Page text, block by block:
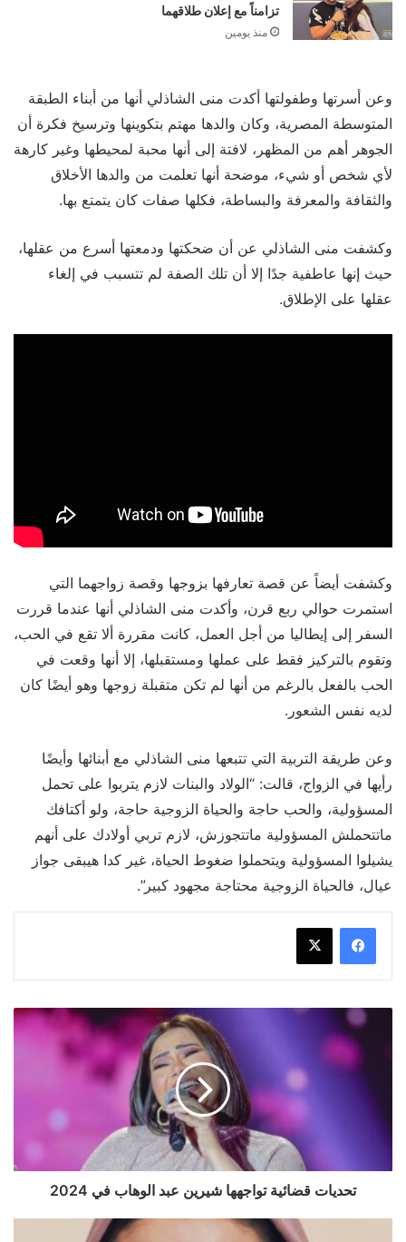
تزامناً مع إعلان طلاقهما
منذ يومين
وعن أسرتها وطفولتها أكدت منى الشاذلي أنها من أبناء الطبقة
المتوسطة المصرية، وكان والدها مهتم بتكوينها وترسيخ فكرة أن
الجوهر أهم من المظهر، لافتة إلى أنها محبة لمحيطها وغير كارهة
لأي شخص أو شيء، موضحة أنها تعلمت من والدها الأخلاق
والثقافة والمعرفة والبساطة، فكلها صفات كان يتمتع بها.
وكشفت منى الشاذلي عن أن ضحكتها ودمعتها أسرع من عقلها،
حيث إنها عاطفية جدًا إلا أن تلك الصفة لم تتسبب في إلغاء
عقلها على الإطلاق.
وكشفت أيضاً عن قصة تعارفها بزوجها وقصة زواجهما التي
استمرت حوالي ربع قرن، وأكدت منى الشاذلي أنها عندما قررت
السفر إلى إيطاليا من أجل العمل، كانت مقررة ألا تقع في الحب،
وتقوم بالتركيز فقط على عملها ومستقبلها، إلا أنها وقعت في
الحب بالفعل بالرغم من أنها لم تكن متقبلة زوجها وهو أيضًا كان
لديه نفس الشعور.
وعن طريقة التربية التي تتبعها منى الشاذلي مع أبنائها وأيضًا
رأيها في الزواج، قالت: “الولاد والبنات لازم يتربوا على تحمل
المسؤولية، والحب حاجة والحياة الزوجية حاجة، ولو أكتافك
ماتتحملش المسؤولية ماتتجوزش، لازم تربي أولادك على أنهم
يشيلوا المسؤولية ويتحملوا ضغوط الحياة، غير كدا هيبقى جواز
عيال، فالحياة الزوجية محتاجة مجهود كبير”.
تحديات
تحديات قضائية تواجهها شيرين عبد الوهاب في 2024